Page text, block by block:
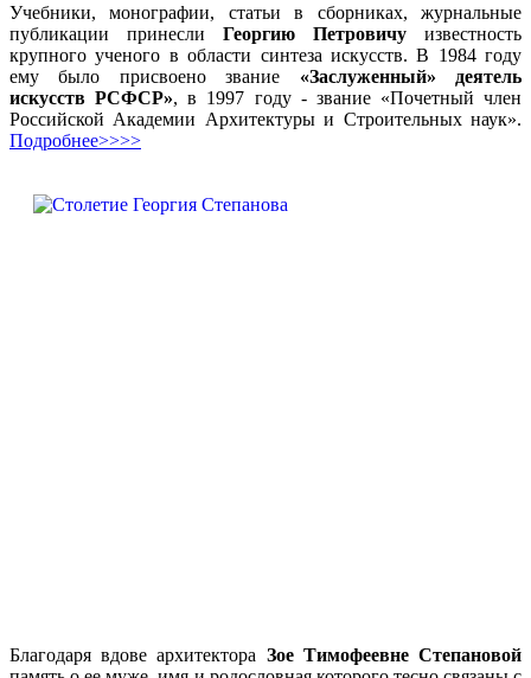
Учебники, монографии, статьи в сборниках, журнальные
публикации принесли Георгию Петровичу известность
крупного ученого в области синтеза искусств. В 1984 году
ему было присвоено звание «Заслуженный» деятель
искусств РСФСР», в 1997 году - звание «Почетный член
Российской Академии Архитектуры и Строительных наук».
Подробнее>>>>
Благодаря вдове архитектора Зое Тимофеевне Степановой